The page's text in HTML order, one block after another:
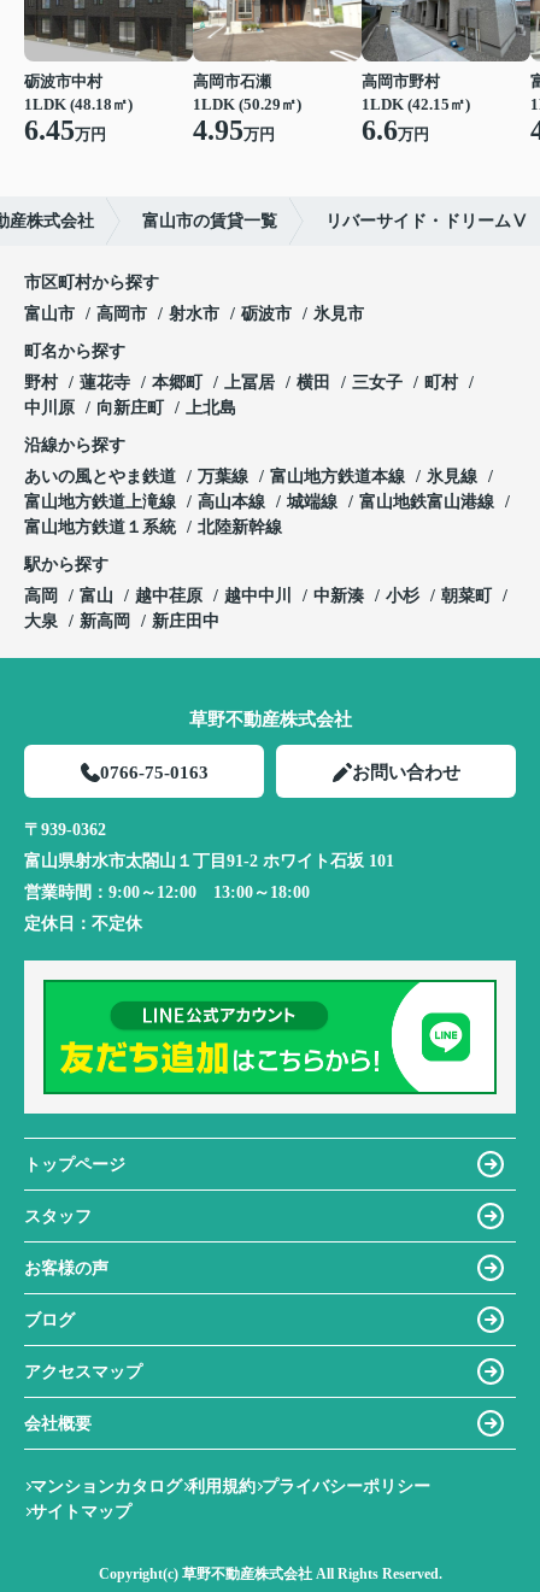
砺波市中村
1LDK (48.18㎡)
6.45万円
高岡市石瀬
1LDK (50.29㎡)
4.95万円
高岡市野村
1LDK (42.15㎡)
6.6万円
産株式会社 富山市の賃貸一覧 リバーサイド・ドリームⅤ
市区町村から探す
富山市
高岡市 射水市 砺波市 氷見市
町名から探す
野村
蓮花寺 本郷町 上冨居 横田 三女子
町村
中川原
向新庄町 上北島
沿線から探す
あいの風とやま鉄道
万葉線 富山地方鉄道本線
氷見線
富山地方鉄道上滝線
高山本線 城端線
富山地鉄富山港線
富山地方鉄道１系統
北陸新幹線
駅から探す
高岡
富山 越中荏原 越中中川 中新湊 小杉
朝菜町
大泉
新高岡 新庄田中
草野不動産株式会社
0766-75-0163 お問い合わせ
〒939-0362
富山県射水市太閤山１丁目91-2 ホワイト石坂 101
営業時間： 9:00～12:00 13:00～18:00
定休日： 不定休
トップページ
スタッフ
お客様の声
ブログ
アクセスマップ
会社概要
マンションカタログ 利用規約 プライバシーポリシー
サイトマップ
Copyright(c) 草野不動産株式会社 All Rights Reserved.